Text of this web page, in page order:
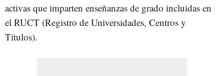
activas que imparten enseñanzas de grado incluidas en
el RUCT (Registro de Universidades, Centros y
Títulos).